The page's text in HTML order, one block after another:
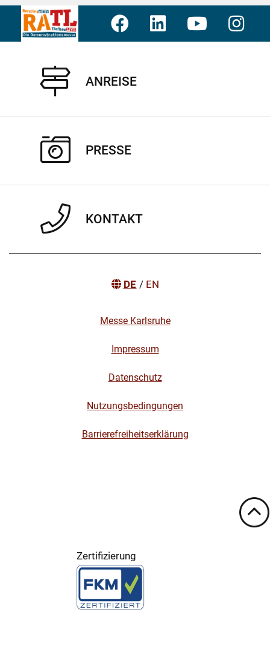
ANREISE
PRESSE
KONTAKT
DE / EN
Messe Karlsruhe
Impressum
Datenschutz
Nutzungsbedingungen
Barrierefreiheitserklärung
Zertifizierung